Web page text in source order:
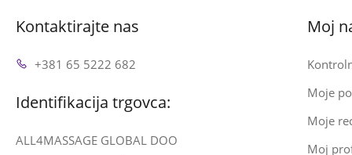
Kontaktirajte nas
+381 65 5222 682
Identifikacija trgovca:
ALL4MASSAGE GLOBAL DOO
Moj
Moje
Moje
Moj